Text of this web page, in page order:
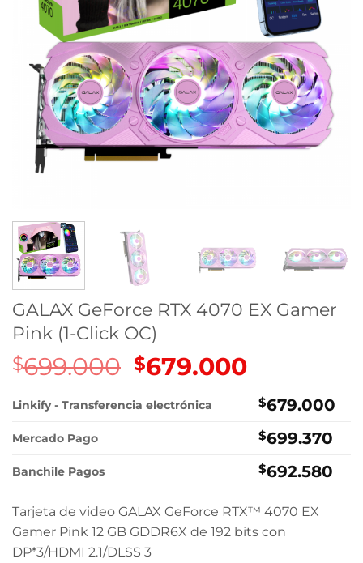
GALAX GeForce RTX 4070 EX Gamer
Pink (1-Click OC)
$699.000 El
precio
original
$679.000El
actual
$679.000.
Linkify - Transferencia electrónica $679.000
Mercado Pago $699.370
Banchile Pagos $692.580
Tarjeta de video GALAX GeForce RTX™ 4070 EX
Gamer Pink 12 GB GDDR6X de 192 bits con
DP*3/HDMI 2.1/DLSS 3